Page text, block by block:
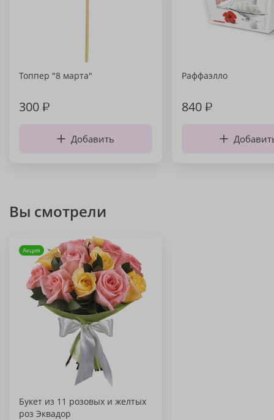
Топпер "8 марта"
300₽
Добавить
Раффаэлло
840₽
Вы смотрели
Акция
Букет из 11 розовых и желтых
роз Эквадор